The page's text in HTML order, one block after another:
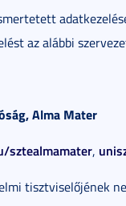
az alábbi
Alma Mater
sztealmamater,
tisztviselőjének